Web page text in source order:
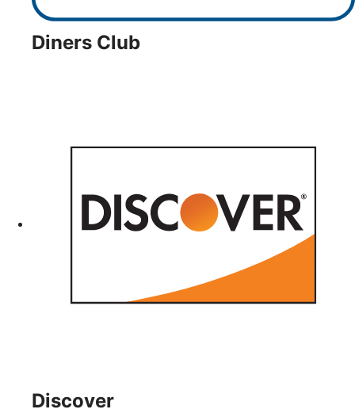
Diners Club
Discover